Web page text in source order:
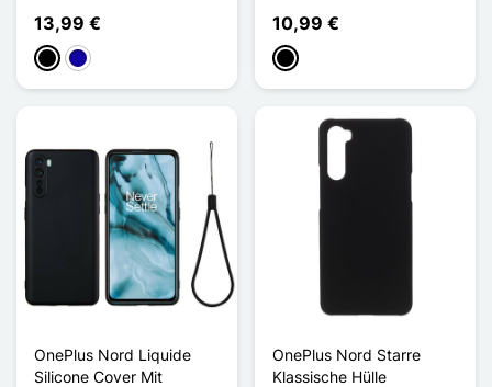
13,99 €
SchwarzDunkelblau
10,99 €
Schwarz
OnePlus Nord Liquide
Silicone Cover Mit
OnePlus Nord Starre
Klassische Hülle